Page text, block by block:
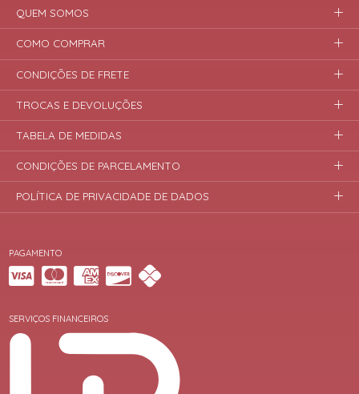
PAGAMENTO
SERVIÇOS FINANCEIROS
QUEM SOMOS
COMO COMPRAR
CONDIÇÕES DE FRETE
TROCAS E DEVOLUÇÕES
TABELA DE MEDIDAS
CONDIÇÕES DE PARCELAMENTO
POLÍTICA DE PRIVACIDADE DE DADOS